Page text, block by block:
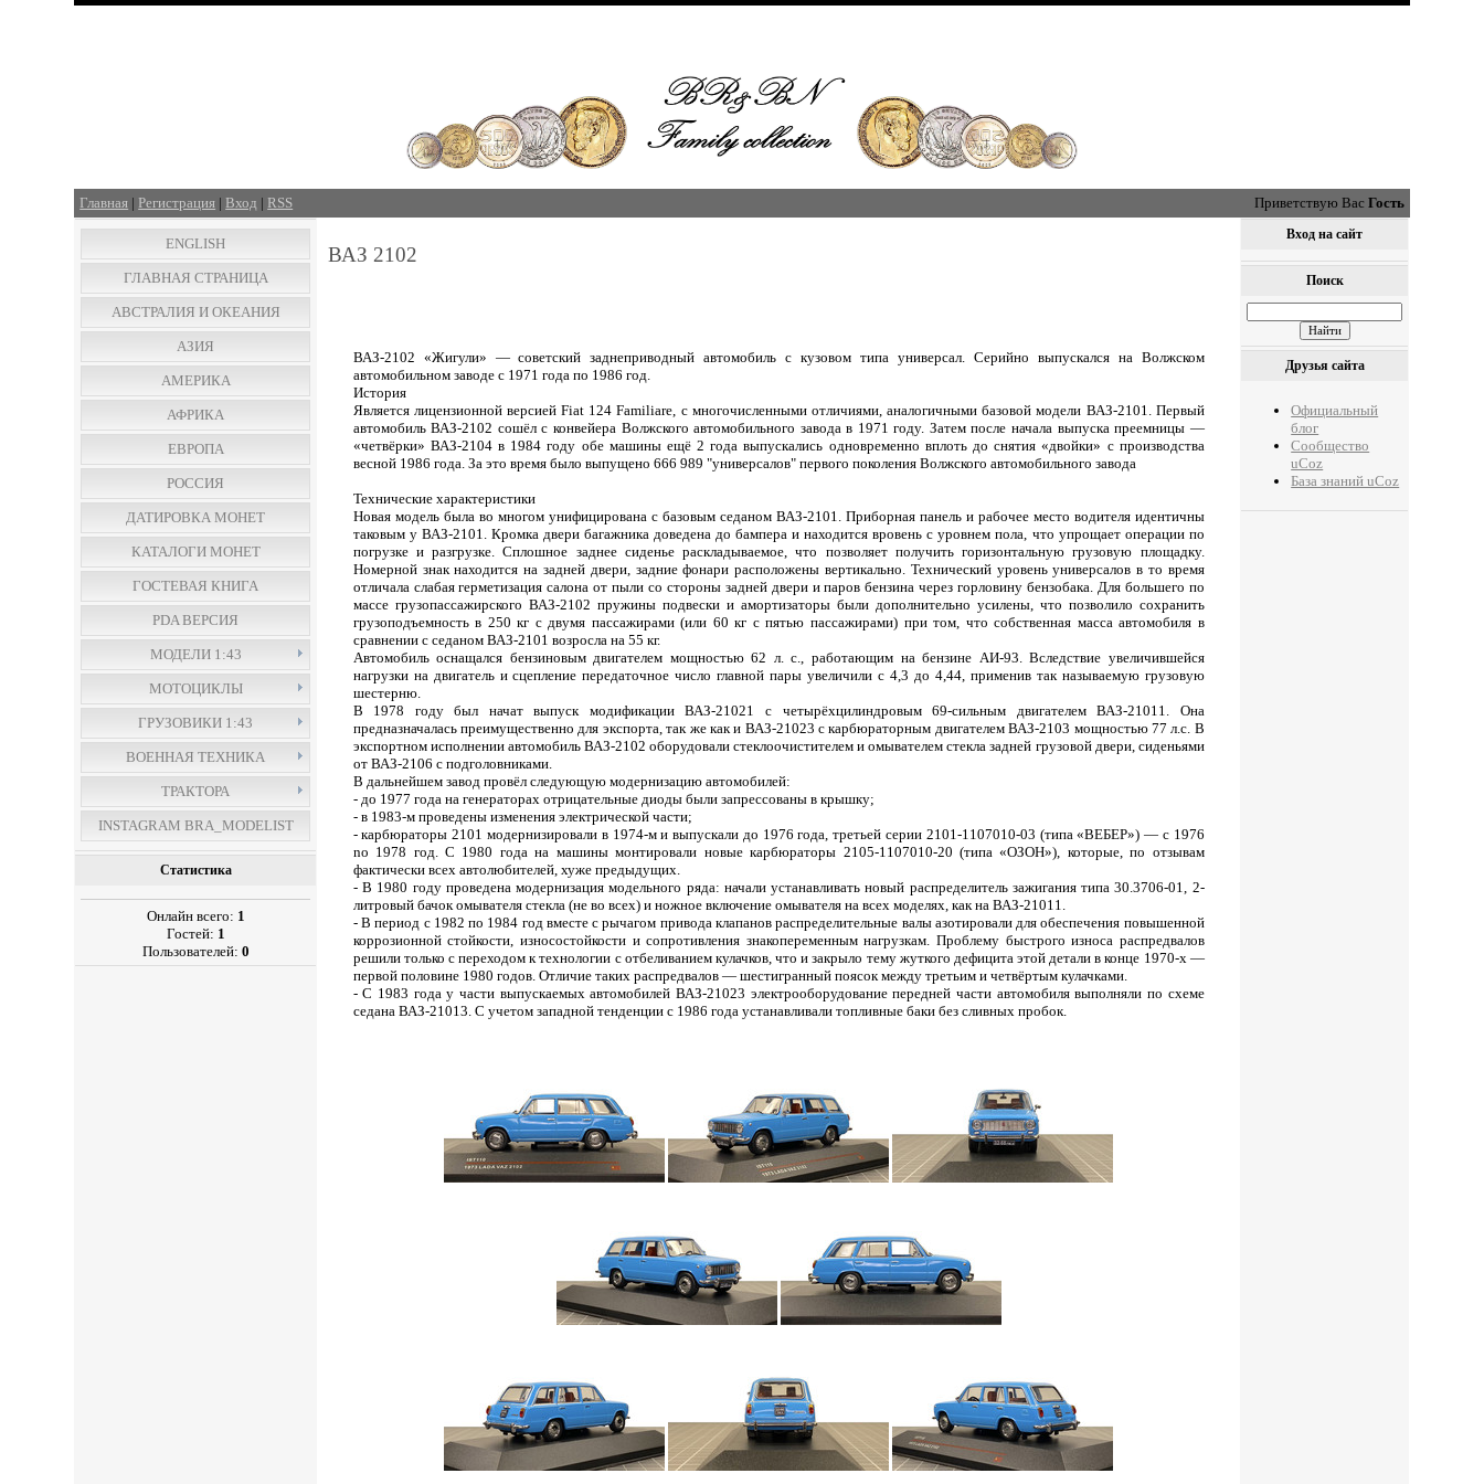
Главная | Регистрация |Вход | RSS Приветствую Вас Гость
ENGLISH
ГЛАВНАЯ СТРАНИЦА
АВСТРАЛИЯ И ОКЕАНИЯ
АЗИЯ
АМЕРИКА
АФРИКА
ЕВРОПА
РОССИЯ
ДАТИРОВКА МОНЕТ
КАТАЛОГИ МОНЕТ
ГОСТЕВАЯ КНИГА
PDA ВЕРСИЯ
МОДЕЛИ 1:43
МОТОЦИКЛЫ
ГРУЗОВИКИ 1:43
ВОЕННАЯ ТЕХНИКА
ТРАКТОРА
INSTAGRAM BRA_MODELIST
Статистика
Онлайн всего: 1
Гостей: 1
Пользователей: 0
ВАЗ 2102
ВАЗ-2102 «Жигули» — советский заднеприводный автомобиль с кузовом типа универсал. Серийно выпускался на Волжском
автомобильном заводе с 1971 года по 1986 год.
История
Является лицензионной версией Fiat 124 Familiare, с многочисленными отличиями, аналогичными базовой модели ВАЗ-2101. Первый
автомобиль ВАЗ-2102 сошёл с конвейера Волжского автомобильного завода в 1971 году. Затем после начала выпуска преемницы —
«четвёрки» ВАЗ-2104 в 1984 году обе машины ещё 2 года выпускались одновременно вплоть до снятия «двойки» с производства
весной 1986 года. За это время было выпущено 666 989 "универсалов" первого поколения Волжского автомобильного завода
Технические характеристики
Новая модель была во многом унифицирована с базовым седаном ВАЗ-2101. Приборная панель и рабочее место водителя идентичны
таковым у ВАЗ-2101. Кромка двери багажника доведена до бампера и находится вровень с уровнем пола, что упрощает операции по
погрузке и разгрузке. Сплошное заднее сиденье раскладываемое, что позволяет получить горизонтальную грузовую площадку.
Номерной знак находится на задней двери, задние фонари расположены вертикально. Технический уровень универсалов в то время
отличала слабая герметизация салона от пыли со стороны задней двери и паров бензина через горловину бензобака. Для большего по
массе грузопассажирского ВАЗ-2102 пружины подвески и амортизаторы были дополнительно усилены, что позволило сохранить
грузоподъемность в 250 кг с двумя пассажирами (или 60 кг с пятью пассажирами) при том, что собственная масса автомобиля в
сравнении с седаном ВАЗ-2101 возросла на 55 кг.
Автомобиль оснащался бензиновым двигателем мощностью 62 л. с., работающим на бензине АИ-93. Вследствие увеличившейся
нагрузки на двигатель и сцепление передаточное число главной пары увеличили с 4,3 до 4,44, применив так называемую грузовую
шестерню.
В 1978 году был начат выпуск модификации ВАЗ-21021 с четырёхцилиндровым 69-сильным двигателем ВАЗ-21011. Она
предназначалась преимущественно для экспорта, так же как и ВАЗ-21023 с карбюраторным двигателем ВАЗ-2103 мощностью 77 л.с. В
экспортном исполнении автомобиль ВАЗ-2102 оборудовали стеклоочистителем и омывателем стекла задней грузовой двери, сиденьями
от ВАЗ-2106 с подголовниками.
В дальнейшем завод провёл следующую модернизацию автомобилей:
- до 1977 года на генераторах отрицательные диоды были запрессованы в крышку;
- в 1983-м проведены изменения электрической части;
- карбюраторы 2101 модернизировали в 1974-м и выпускали до 1976 года, третьей серии 2101-1107010-03 (типа «ВЕБЕР») — с 1976
no 1978 год. С 1980 года на машины монтировали новые карбюраторы 2105-1107010-20 (типа «ОЗОН»), которые, по отзывам
фактически всех автолюбителей, хуже предыдущих.
- В 1980 году проведена модернизация модельного ряда: начали устанавливать новый распределитель зажигания типа 30.3706-01, 2-
литровый бачок омывателя стекла (не во всех) и ножное включение омывателя на всех моделях, как на ВАЗ-21011.
- В период с 1982 по 1984 год вместе с рычагом привода клапанов распределительные валы азотировали для обеспечения повышенной
коррозионной стойкости, износостойкости и сопротивления знакопеременным нагрузкам. Проблему быстрого износа распредвалов
решили только с переходом к технологии с отбеливанием кулачков, что и закрыло тему жуткого дефицита этой детали в конце 1970-х —
первой половине 1980 годов. Отличие таких распредвалов — шестигранный поясок между третьим и четвёртым кулачками.
- С 1983 года у части выпускаемых автомобилей ВАЗ-21023 электрооборудование передней части автомобиля выполняли по схеме
седана ВАЗ-21013. С учетом западной тенденции с 1986 года устанавливали топливные баки без сливных пробок.
Вход на сайт
Поиск
Друзья сайта
Официальный
блог
Сообщество
uCoz
База знаний uCoz